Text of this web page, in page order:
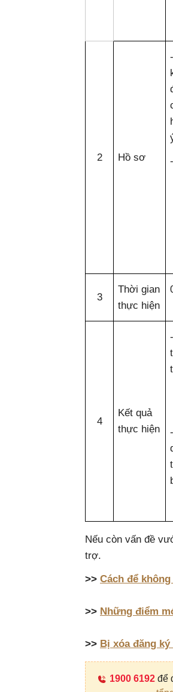
2 Hồ sơ
3
Thời gian
thực hiện
4
Kết quả
thực hiện
Nếu còn vấn đề
trợ.
>> Cách để
>> Những điểm
>> Bị xóa đăng
1900 6192 để